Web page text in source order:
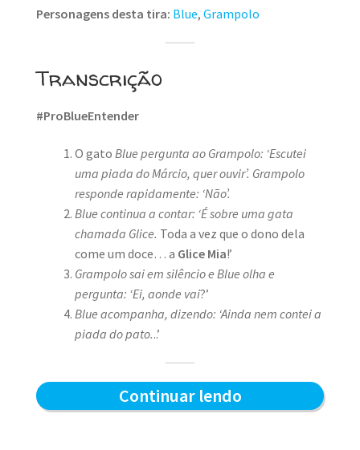
Personagens desta tira: Blue, Grampolo
Transcrição
#ProBlueEntender
O gato Blue pergunta ao Grampolo: ‘Escutei
uma piada do Márcio, quer ouvir’. Grampolo
responde rapidamente: ‘Não’.
Blue continua a contar: ‘É sobre uma gata
chamada Glice. Toda a vez que o dono dela
come um doce… a Glice Mia!’
Grampolo sai em silêncio e Blue olha e
pergunta: ‘Ei, aonde vai?’
Blue acompanha, dizendo: ‘Ainda nem contei a
piada do pato...’
Continuar lendoPiada